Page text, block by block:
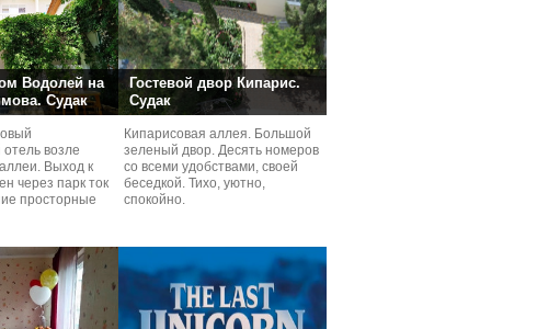
Водолей на
Судак
возле
Выход к
через парк ток
просторные
Гостевой двор Кипарис.
Судак
Кипарисовая аллея. Большой
зеленый двор. Десять номеров
со всеми удобствами, своей
беседкой. Тихо, уютно,
спокойно.